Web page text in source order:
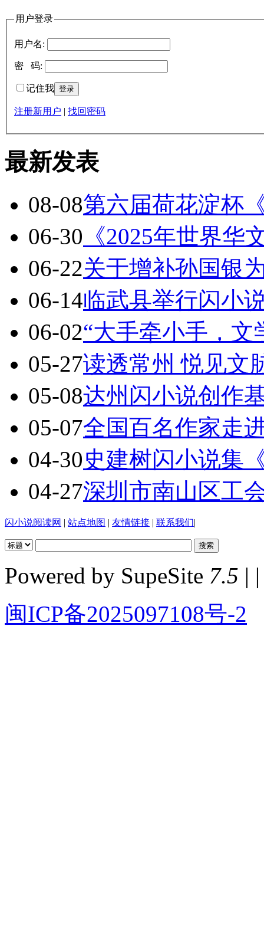
用户登录
用户名:
密 码:
记住我
注册新用户 | 找回密码
最新发表
08-08第六届荷花淀杯
06-30 《2025年世界华
06-22关于增补孙国银
06-14临武县举行闪小
06-02“大手牵小手，
05-27读透常州 悦见
05-08达州闪小说创作
05-07全国百名作家走
04-30史建树闪小说集
04-27深圳市南山区工
闪小说阅读网 | 站点地图 | 友情链接 | 联系我们|
Powered by SupeSite 7.5 | |
闽ICP备2025097108号-2